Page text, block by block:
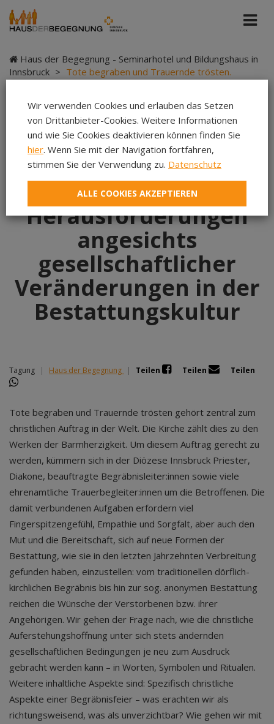
Haus der Begegnung - Seminarhotel und Bildungshaus in
Innsbruck > Tote begraben und Trauernde trösten.
Tote begraben und
Trauernde trösten.
Herausforderungen
angesichts
gesellschaftlicher
Veränderungen in der
Bestattungskultur
Tagung | Haus der Begegnung | Teilen Teilen Teilen
Tote begraben und Trauernde trösten gehört zentral zum
christlichen Auftrag in der Welt. Die Kirche zählt dies zu den
Werken der Barmherzigkeit. Um diesem Auftrag gerecht zu
werden, kümmern sich in der Diözese Innsbruck Priester,
Diakone, beauftragte Begräbnisleiter:innen sowie viele
ehrenamtliche Trauerbegleiter:innen um die Betroffenen. Die
damit verbundenen Aufgaben erfordern viel
Fingerspitzengefühl, Empathie und Sorgfalt, aber auch den
Mut und die Bereitschaft, sich auf neue Formen der
Bestattung, wie sie in den letzten Jahrzehnten Verbreitung
gefunden haben, einzustellen: vom traditionellen dörflich-
kirchlichen Begräbnis bis hin zur sog. anonymen Bestattung
reichen die Wünsche der Verstorbenen bzw. ihrer
Angehörigen. Wir gehen der Frage nach, wie die christliche
Auferstehungshoffnung unter sich stets ändernden
gesellschaftlichen Bedingungen je neu zum Ausdruck
gebracht werden kann – in Worten, Symbolen und Ritualen.
Weitere inhaltliche Aspekte sind: Spezifisch christliche
Aspekte einer Begräbnisfeier – was erachten wir als
richtungsweisend, was als unverzichtbar? Wie gehen wir mit
Wir verwenden Cookies und erlauben das Setzen
von Drittanbieter-Cookies. Weitere Informationen
und wie Sie Cookies deaktivieren können finden Sie
hier. Wenn Sie mit der Navigation fortfahren,
stimmen Sie der Verwendung zu. Datenschutz
ALLE COOKIES AKZEPTIEREN